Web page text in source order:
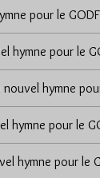
pour le GODF
hymne pour le
nouvel hymne
hymne pour le
hymne pour le